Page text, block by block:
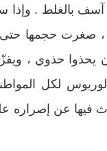
.. آسف بالغلط .
صغرت حجمها حتى
يحذوا حذوي ،
لكل
فيها عن إصراره